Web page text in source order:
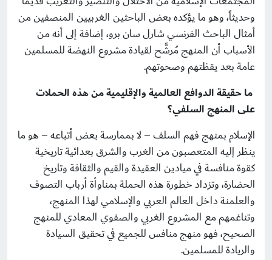
وحديثاً، وهو ما يؤكده بعض الباحثين الغربيين المنصفين من
أمثال الباحث الفرنسي شارل سان برو، إضافة إلى أنه من
الأسباب أن المنهج مُرشَّح لقيادة مشروع النهضة للمسلمين
عامة بعد يقظتهم وصحوتهم.
ما حقيقة الدوافع العالمية والإقليمية من هذه الحملات
على المنهج السلفي؟
الإسلام بمنهج فهم السلف – لا بممارسة بعض أتباعه – هو ما
ينظر إليه المتعصبون من الغرب والشرق بعدائية تاريخية
كقوة منافسة في ميادين العقيدة والقيم والثقافة وتاريخ
الحضارة، وتزداد خطورة هذه الحملة بمناوأة أرباب التصوف
والعلمنة داخل العالم العربي والإسلامي لهذا المنهج،
وتناغمهم مع المشروع الغربي والصفوي المعادي للمنهج
الصحيح، فهو منهج منافس للجميع في تحقيق السيادة
والريادة للمسلمين.